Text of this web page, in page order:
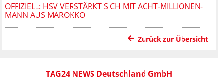
OFFIZIELL: HSV VERSTÄRKT SICH MIT ACHT-MILLIONEN-
MANN AUS MAROKKO
Zurück zur Übersicht
TAG24 NEWS Deutschland GmbH